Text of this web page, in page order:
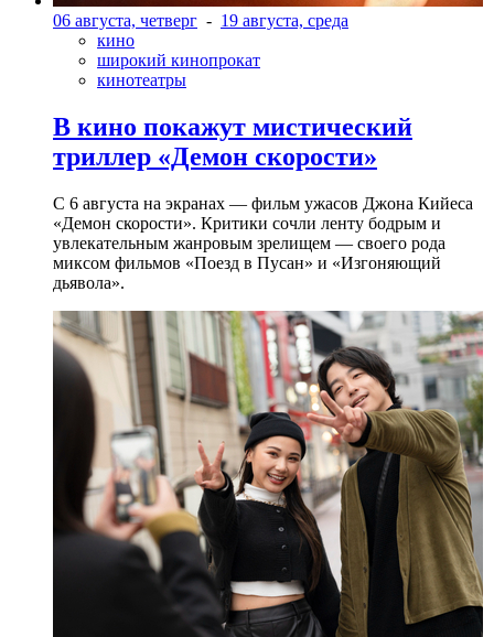
06 августа, четверг - 19 августа, среда
кино
широкий кинопрокат
кинотеатры
В кино покажут мистический
триллер «Демон скорости»
С 6 августа на экранах — фильм ужасов Джона Кийеса
«Демон скорости». Критики сочли ленту бодрым и
увлекательным жанровым зрелищeм — своего рода
миксом фильмов «Поезд в Пусан» и «Изгоняющий
дьявола».